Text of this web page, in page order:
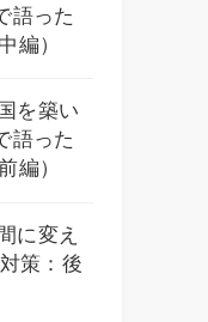
語った
編）
を築い
語った
編）
に変え
策：後